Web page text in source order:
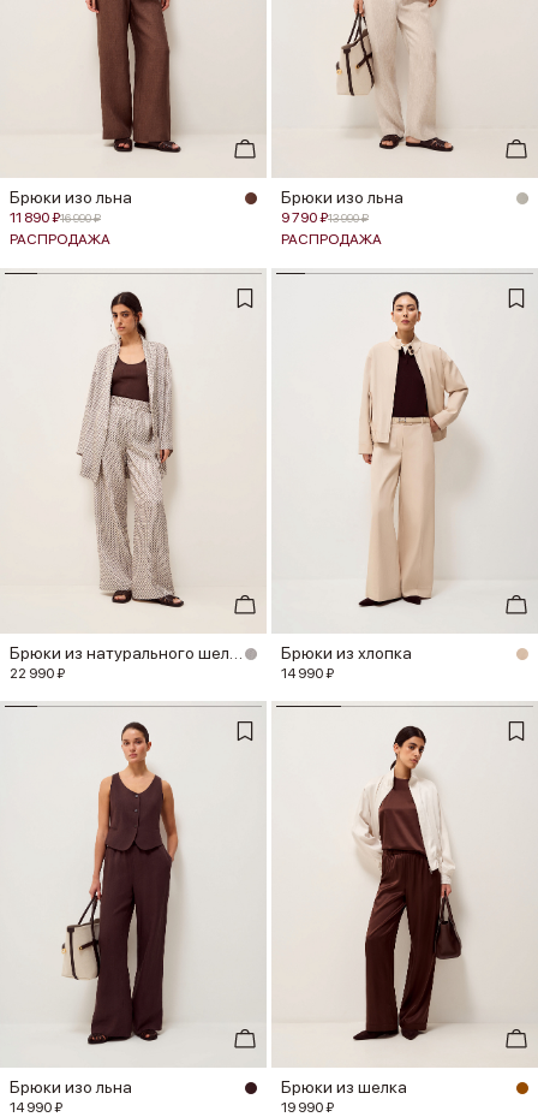
Брюки изо льна
11 890 ₽16 990 ₽
РАСПРОДАЖА
Брюки изо льна
9 790 ₽13 990 ₽
РАСПРОДАЖА
Брюки из натурального шелка
22 990 ₽
Брюки из хлопка
14 990 ₽
Брюки изо льна
14 990 ₽
Брюки из шелка
19 990 ₽